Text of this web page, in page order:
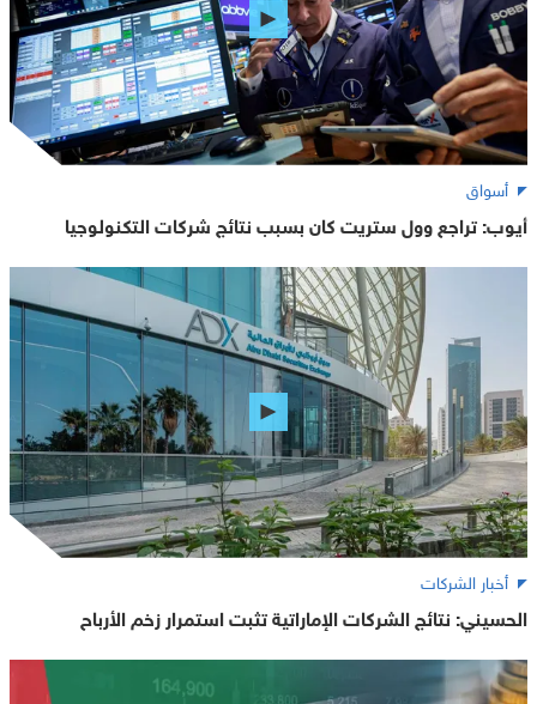
أسواق
أيوب: تراجع وول ستريت كان بسبب نتائج شركات التكنولوجيا
أخبار الشركات
الحسيني: نتائج الشركات الإماراتية تثبت استمرار زخم الأرباح